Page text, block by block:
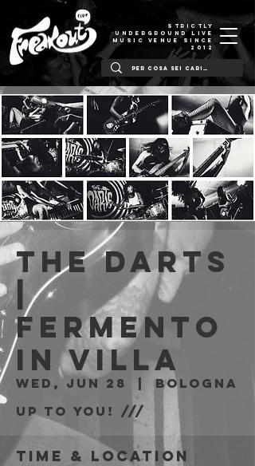
STRICTLY
UNDERGROUND LIVE
MUSIC VENUE SINCE
2012
The Darts
|
Fermento
in Villa
Wed, Jun 28
  |
Bologna
Up to You! ///
Time & Location